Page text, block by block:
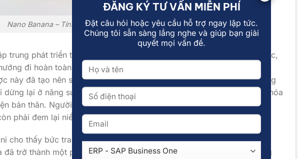
Nano Banana – Tính năng chỉnh sửa và tạo ảnh bằng AI
trung phát triển thế mạnh xử lý ngôn ngữ và ứng dụng trong công việc,
đi hoàn toàn khác biệt: khai thác nhu cầu giải trí và sáng tạo trực
này đã tạo nên sự khác biệt. Theo các chuyên gia, xu hướng tiêu dùng
dừng lại ở năng suất làm việc mà đang mở rộng sang giải trí, cá nhân hóa
bản thân. Người dùng mong muốn các công cụ AI không chỉ hữu ích
phải đem lại niềm vui, sự hứng khởi và trải nghiệm mới lạ.
cho thấy bức tranh rộng hơn: AI không còn bó hẹp trong khuôn khổ
đã trở thành một phần trongđời sống sốhàng ngày. Khi nhu cầu “sáng
ĐĂNG KÝ TƯ VẤN MIỄN PHÍ
Đặt câu hỏi hoặc yêu cầu hỗ trợ ngay lập tức.
Chúng tôi sẵn sàng lắng nghe và giúp bạn giải
quyết mọi vấn đề.